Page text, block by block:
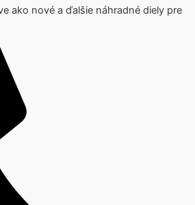
ako nové a ďalšie náhradné diely pre